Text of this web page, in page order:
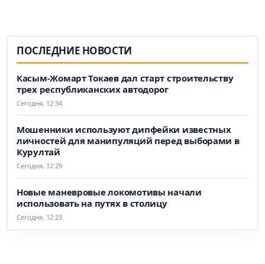
ПОСЛЕДНИЕ НОВОСТИ
Касым-Жомарт Токаев дал старт строительству
трех республиканских автодорог
Сегодня, 12:34
Мошенники используют дипфейки известных
личностей для манипуляций перед выборами в
Курултай
Сегодня, 12:29
Новые маневровые локомотивы начали
использовать на путях в столицу
Сегодня, 12:23